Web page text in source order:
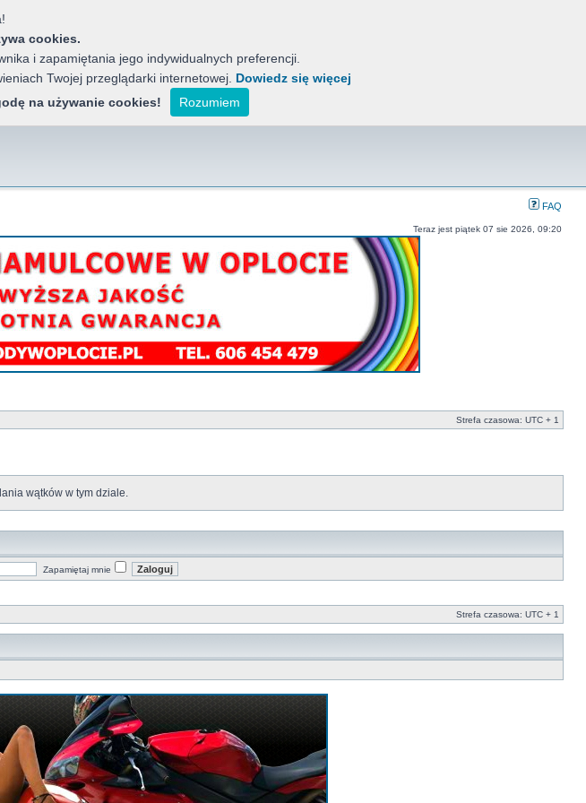
Banici Azjatyckich Motocykli
miłośników chińskich motocykli, jak również koreańskich, indyjskich i japońskich.
FAQ
Teraz jest piątek 07 sie 2026, 09:20
Strefa czasowa: UTC + 1
wątków w tym dziale.
Zapamiętaj mnie
Strefa czasowa: UTC + 1
cookies.
i zapamiętania jego indywidualnych preferencji.
Twojej przeglądarki internetowej. Dowiedz się więcej
na używanie cookies!
Rozumiem